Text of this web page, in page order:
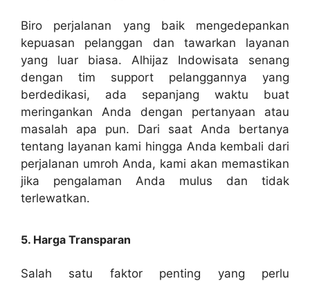
Biro perjalanan yang baik mengedepankan
kepuasan pelanggan dan tawarkan layanan
yang luar biasa. Alhijaz Indowisata senang
dengan tim support pelanggannya yang
berdedikasi, ada sepanjang waktu buat
meringankan Anda dengan pertanyaan atau
masalah apa pun. Dari saat Anda bertanya
tentang layanan kami hingga Anda kembali dari
perjalanan umroh Anda, kami akan memastikan
jika pengalaman Anda mulus dan tidak
terlewatkan.
5. Harga Transparan
Salah satu faktor penting yang perlu